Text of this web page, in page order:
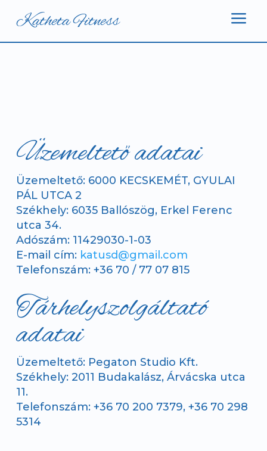
Katheta Fitness a
Üzemeltető adatai
Üzemeltető: 6000 KECSKEMÉT, GYULAI
PÁL UTCA 2
Székhely: 6035 Ballószög, Erkel Ferenc
utca 34.
Adószám: 11429030-1-03
E-mail cím: katusd@gmail.com
Telefonszám: +36 70 / 77 07 815
Tárhelyszolgáltató
adatai
Üzemeltető: Pegaton Studio Kft.
Székhely: 2011 Budakalász, Árvácska utca
11.
Telefonszám: +36 70 200 7379, +36 70 298
5314